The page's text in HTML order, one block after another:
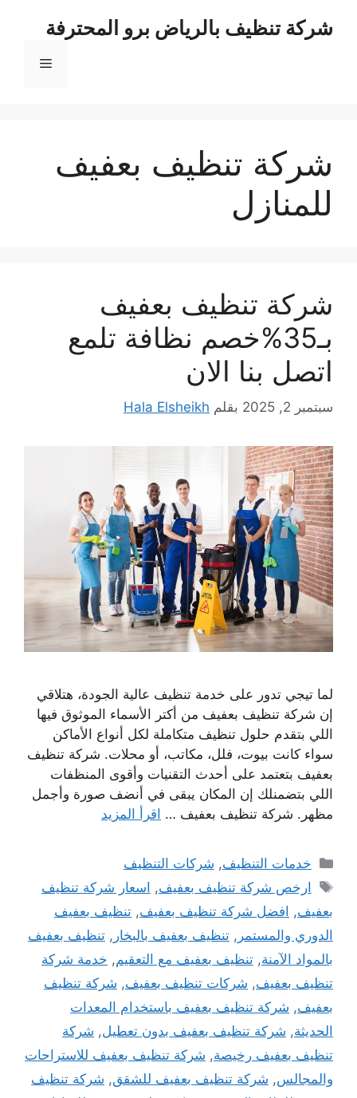
شركة تنظيف بالرياض برو المحترفة
القائمة
شركة تنظيف بعفيف
للمنازل
شركة تنظيف بعفيف
بـ35%خصم نظافة تلمع
اتصل بنا الان
سبتمبر 2, 2025 بقلم Hala Elsheikh
لما تيجي تدور على خدمة تنظيف عالية الجودة، هتلاقي
إن شركة تنظيف بعفيف من أكتر الأسماء الموثوق فيها
اللي بتقدم حلول تنظيف متكاملة لكل أنواع الأماكن
سواء كانت بيوت، فلل، مكاتب، أو محلات. شركة تنظيف
بعفيف بتعتمد على أحدث التقنيات وأقوى المنظفات
اللي بتضمنلك إن المكان يبقى في أنضف صورة وأجمل
مظهر. شركة تنظيف بعفيف … اقرأ المزيد
التصنيفات
خدمات التنظيف, شركات التنظيف
الوسوم
ارخص شركة تنظيف بعفيف, اسعار شركة تنظيف
بعفيف, افضل شركة تنظيف بعفيف, تنظيف بعفيف
الدوري والمستمر , تنظيف بعفيف بالبخار , تنظيف بعفيف
بالمواد الآمنة, تنظيف بعفيف مع التعقيم, خدمة شركة
تنظيف بعفيف, شركات تنظيف بعفيف, شركة تنظيف
بعفيف, شركة تنظيف بعفيف باستخدام المعدات
الحديثة, شركة تنظيف بعفيف بدون تعطيل, شركة
تنظيف بعفيف رخيصة, شركة تنظيف بعفيف للاستراحات
والمجالس, شركة تنظيف بعفيف للشقق, شركة تنظيف